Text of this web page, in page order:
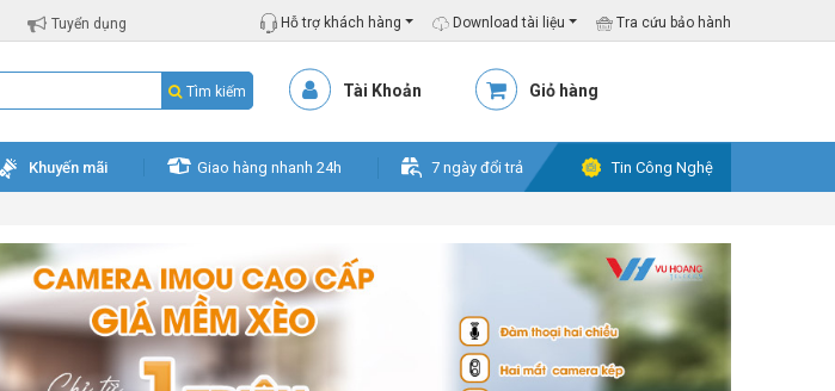
Tuyển dụng Hỗ trợ khách hàng Download tài liệu Tra cứu bảo hành
Tìm kiếm Tài Khoản Giỏ hàng
Khuyến mãi Giao hàng nhanh 24h 7 ngày đổi trả Tin Công Nghệ